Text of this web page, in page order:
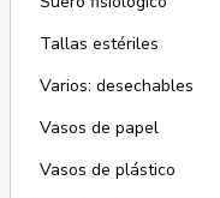
Tallas estériles
Varios: desechables
Vasos de papel
Vasos de plástico